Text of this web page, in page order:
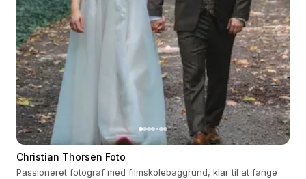
Christian Thorsen Foto
Passioneret fotograf med filmskolebaggrund, klar til at fange